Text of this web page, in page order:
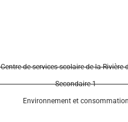
Centre de services scolaire de la Rivière-
Secondaire 1
Environnement et consommation